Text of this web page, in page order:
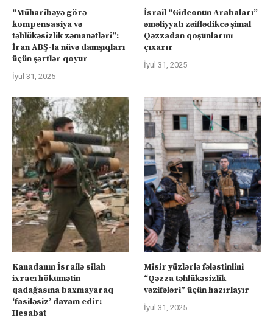
“Müharibəyə görə
kompensasiya və
təhlükəsizlik zəmanətləri”:
İran ABŞ-la nüvə danışıqları
üçün şərtlər qoyur
İyul 31, 2025
İsrail “Gideonun Arabaları”
əməliyyatı zəiflədikcə şimal
Qəzzadan qoşunlarını
çıxarır
İyul 31, 2025
Kanadanın İsrailə silah
ixracı hökumətin
qadağasına baxmayaraq
‘fasiləsiz’ davam edir:
Hesabat
Misir yüzlərlə fələstinlini
“Qəzza təhlükəsizlik
vəzifələri” üçün hazırlayır
İyul 31, 2025